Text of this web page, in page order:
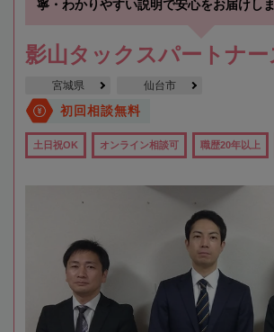
寧・わかりやすい説明で安心をお届けし
影山タックスパートナー
宮城県 仙台市
初回相談無料
土日祝OK オンライン相談可 職歴20年以上